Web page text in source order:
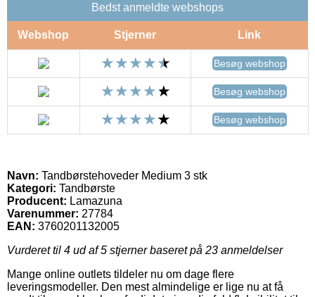
Bedst anmeldte webshops
Webshop Stjerner Link
Besøg webshop
Besøg webshop
Besøg webshop
Navn: Tandbørstehoveder Medium 3 stk
Kategori: Tandbørste
Producent: Lamazuna
Varenummer: 27784
EAN: 3760201132005
Vurderet til 4 ud af 5 stjerner baseret på 23 anmeldelser
Mange online outlets tildeler nu om dage flere
leveringsmodeller. Den mest almindelige er lige nu at få